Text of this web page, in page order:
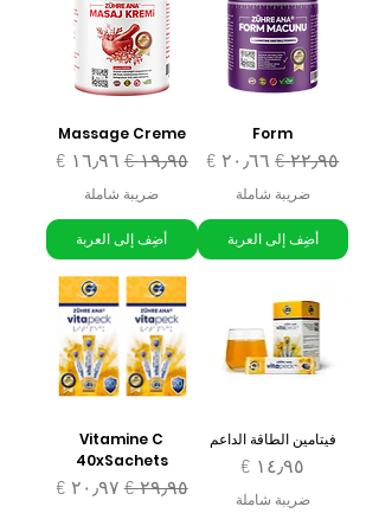
Form
سعر عادي‏٢٢٫٩٥ € سعر البيع
ضريبة شاملة
أضِف إلى العربة
Massage Creme
سعر عادي‏١٩٫٩٥ € سعر البيع
ضريبة شاملة
أضِف إلى العربة
فيتامين الطاقة الداعم
السعر
ضريبة شاملة
Vitamine C
40xSachets
سعر عادي‏٢٩٫٩٥ € سعر البيع